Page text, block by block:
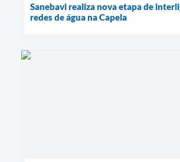
Sanebavi realiza nova etapa de
redes de água na Capela